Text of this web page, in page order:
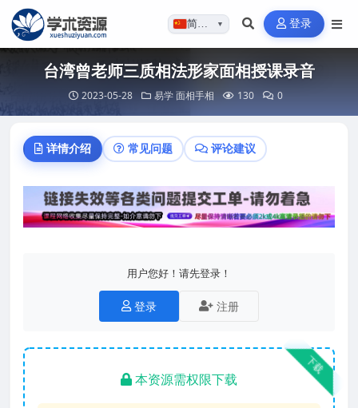
简体…▼ 登录
台湾曾老师三质相法形家面相授课录音
2023-05-28 易学面相手相 130 0
详情介绍 常见问题 评论建议
用户您好！请先登录！
登录 注册
下载
本资源需权限下载